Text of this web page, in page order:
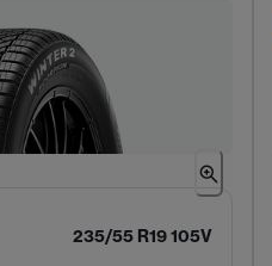
235/55 R19 105V